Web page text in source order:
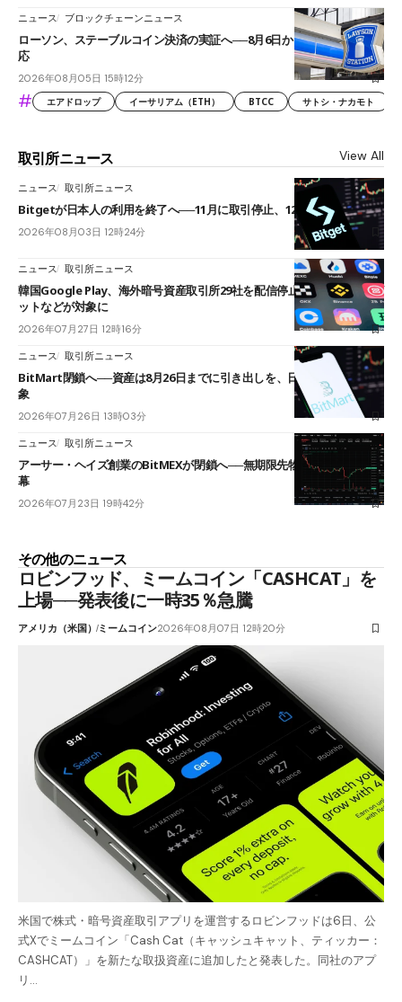
ニュース ブロックチェーンニュース
ローソン、ステーブルコイン決済の実証へ──8月6日からJPYCやUSDC対
応
2026年08月05日 15時12分
# エアドロップ イーサリアム（ETH） BTCC サトシ・ナカモト
取引所ニュース View All
ニュース 取引所ニュース
Bitgetが日本人の利用を終了へ──11月に取引停止、12月末に強制決済
2026年08月03日 12時24分
ニュース 取引所ニュース
韓国Google Play、海外暗号資産取引所29社を配信停止──OKXやバイビ
ットなどが対象に
2026年07月27日 12時16分
ニュース 取引所ニュース
BitMart閉鎖へ──資産は8月26日までに引き出しを、日本人利用者も対
象
2026年07月26日 13時03分
ニュース 取引所ニュース
アーサー・ヘイズ創業のBitMEXが閉鎖へ──無期限先物を生んだ11年に
幕
2026年07月23日 19時42分
その他のニュース
ロビンフッド、ミームコイン「CASHCAT」を
上場──発表後に一時35％急騰
アメリカ（米国）ミームコイン2026年08月07日 12時20分
米国で株式・暗号資産取引アプリを運営するロビンフッドは6日、公
式Xでミームコイン「Cash Cat（キャッシュキャット、ティッカー：
CASHCAT）」を新たな取扱資産に追加したと発表した。同社のアプ
リ…